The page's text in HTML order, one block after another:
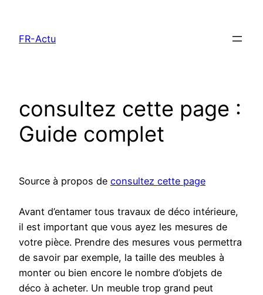
contenu
FR-Actu
consultez cette page :
Guide complet
Source à propos de consultez cette page
Avant d’entamer tous travaux de déco intérieure,
il est important que vous ayez les mesures de
votre pièce. Prendre des mesures vous permettra
de savoir par exemple, la taille des meubles à
monter ou bien encore le nombre d’objets de
déco à acheter. Un meuble trop grand peut